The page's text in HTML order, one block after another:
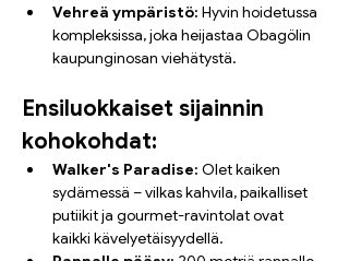
Vehreä ympäristö: Hyvin hoidetussa
kompleksissa, joka heijastaa Obagölin
kaupunginosan viehätystä.
Ensiluokkaiset sijainnin
kohokohdat:
Walker's Paradise: Olet kaiken
sydämessä – vilkas kahvila, paikalliset
putiikit ja gourmet-ravintolat ovat
kaikki kävelyetäisyydellä.